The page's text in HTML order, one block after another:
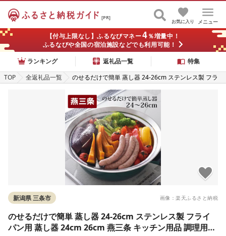
[PR]
メニュー
お気に入り
【付与上限なし】ふるなびマネー4％増量中！
ふるなびや全国の宿泊施設などでも利用可能！
ランキング
返礼品一覧
特集
TOP
全返礼品一覧
のせるだけで簡単 蒸し器 24-26cm ステンレス製 フラ
イパン用 蒸し器 24cm 26cm 燕三条 キッチン用品 調理
用品 日本製
画像：楽天ふるさと納税
新潟県 三条市
のせるだけで簡単 蒸し器 24-26cm ステンレス製 フライ
パン用 蒸し器 24cm 26cm 燕三条 キッチン用品 調理用品